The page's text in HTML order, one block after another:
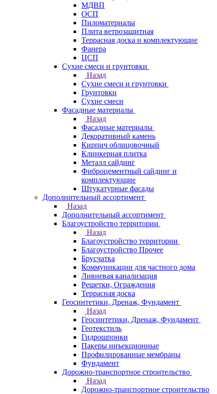
МДВП
ОСП
Пиломатериалы
Плита ветрозащитная
Террасная доска и комплектующие
Фанера
ЦСП
Сухие смеси и грунтовки
Назад
Сухие смеси и грунтовки
Грунтовки
Сухие смеси
Фасадные материалы
Назад
Фасадные материалы
Декоративный камень
Кирпич облицовочный
Клинкерная плитка
Металл сайдинг
Фиброцементный сайдинг и
комплектующие
Штукатурные фасады
Дополнительный ассортимент
Назад
Дополнительный ассортимент
Благоустройство территории
Назад
Благоустройство территории
Благоустройство Прочее
Брусчатка
Коммуникации для частного дома
Ливневая канализация
Решетки, Ограждения
Террасная доска
Геосинтетики, Дренаж, Фундамент
Назад
Геосинтетики, Дренаж, Фундамент
Геотекстиль
Гидрошпонки
Пакеры инъекционные
Профилированные мембраны
Фундамент
Дорожно-транспортное строительство
Назад
Дорожно-транспортное строительство